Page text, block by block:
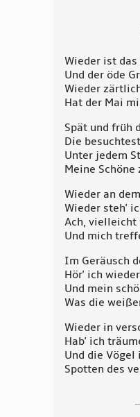
Wieder ist das
Und der öde
Wieder
Hat der Mai
Spät und früh
Die
Unter jedem
Meine Schöne
Wieder an
Wieder steh'
Ach, vielleicht
Und mich
Im Geräusch
Hör' ich
Und mein
Was die
Wieder in
Hab' ich
Und die Vögel
Spotten des